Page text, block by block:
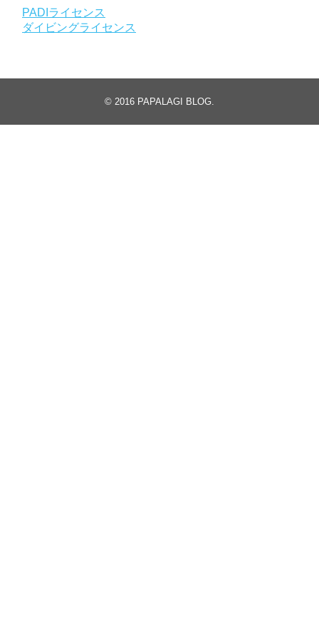
PADIライセンス
ダイビングライセンス
© 2016 PAPALAGI BLOG